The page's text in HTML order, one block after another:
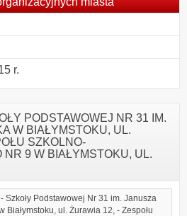
r.
PODSTAWOWEJ NR 31 IM.
W BIAŁYMSTOKU, UL.
SZKOLNO-
NR 9 W BIAŁYMSTOKU, UL.
Szkoły Podstawowej Nr 31 im. Janusza
Białymstoku, ul. Żurawia 12, - Zespołu